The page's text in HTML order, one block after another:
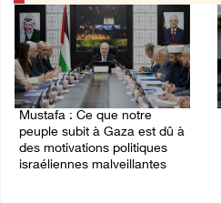
Mustafa : Ce que notre
peuple subit à Gaza est dû à
des motivations politiques
israéliennes malveillantes